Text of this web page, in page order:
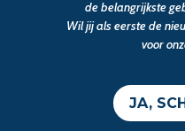
de belangrijkste
Wil jij als eerste de
voor
JA,